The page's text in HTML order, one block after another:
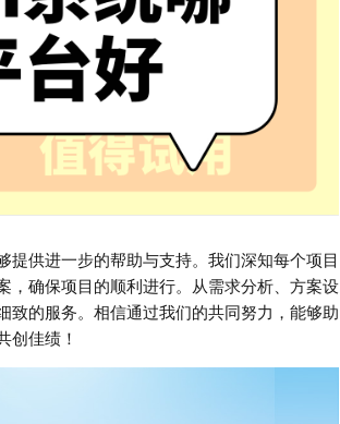
供进一步的帮助与支持。我们深知每个项目
，确保项目的顺利进行。从需求分析、方案设
的服务。相信通过我们的共同努力，能够助
创佳绩！